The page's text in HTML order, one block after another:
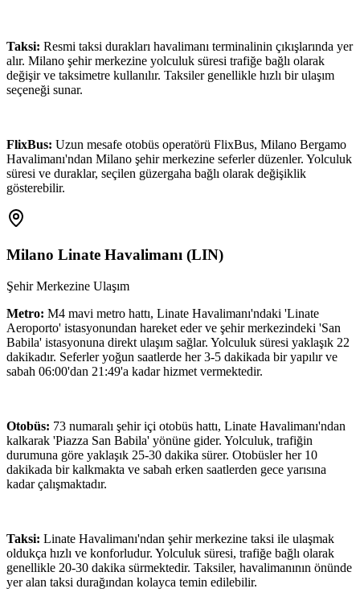
Taksi: Resmi taksi durakları havalimanı terminalinin çıkışlarında yer
alır. Milano şehir merkezine yolculuk süresi trafiğe bağlı olarak
değişir ve taksimetre kullanılır. Taksiler genellikle hızlı bir ulaşım
seçeneği sunar.
FlixBus: Uzun mesafe otobüs operatörü FlixBus, Milano Bergamo
Havalimanı'ndan Milano şehir merkezine seferler düzenler. Yolculuk
süresi ve duraklar, seçilen güzergaha bağlı olarak değişiklik
gösterebilir.
Milano Linate Havalimanı (LIN)
Şehir Merkezine Ulaşım
Metro: M4 mavi metro hattı, Linate Havalimanı'ndaki 'Linate
Aeroporto' istasyonundan hareket eder ve şehir merkezindeki 'San
Babila' istasyonuna direkt ulaşım sağlar. Yolculuk süresi yaklaşık 22
dakikadır. Seferler yoğun saatlerde her 3-5 dakikada bir yapılır ve
sabah 06:00'dan 21:49'a kadar hizmet vermektedir.
Otobüs: 73 numaralı şehir içi otobüs hattı, Linate Havalimanı'ndan
kalkarak 'Piazza San Babila' yönüne gider. Yolculuk, trafiğin
durumuna göre yaklaşık 25-30 dakika sürer. Otobüsler her 10
dakikada bir kalkmakta ve sabah erken saatlerden gece yarısına
kadar çalışmaktadır.
Taksi: Linate Havalimanı'ndan şehir merkezine taksi ile ulaşmak
oldukça hızlı ve konforludur. Yolculuk süresi, trafiğe bağlı olarak
genellikle 20-30 dakika sürmektedir. Taksiler, havalimanının önünde
yer alan taksi durağından kolayca temin edilebilir.